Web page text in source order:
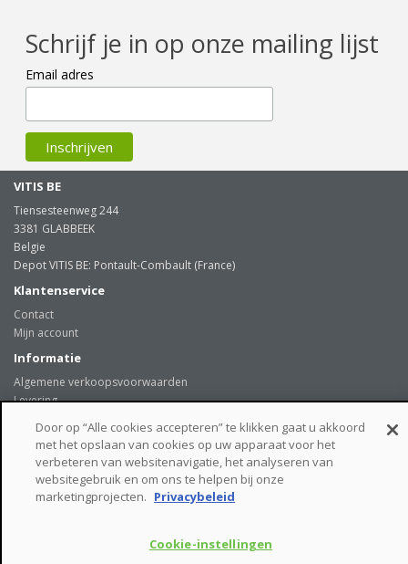
Schrijf je in op onze mailing lijst
Email adres
VITIS BE
Tiensesteenweg 244
3381 GLABBEEK
Belgie
Depot VITIS BE: Pontault-Combault (France)
Klantenservice
Contact
Mijn account
Informatie
Algemene verkoopsvoorwaarden
Levering
Onze klanten getuigen
Privacybeleid
beveiligde betaalmogelijkheden
Door op “Alle cookies accepteren” te klikken gaat u akkoord
met het opslaan van cookies op uw apparaat voor het
verbeteren van websitenavigatie, het analyseren van
websitegebruik en om ons te helpen bij onze
marketingprojecten. Privacybeleid
Cookie-instellingen